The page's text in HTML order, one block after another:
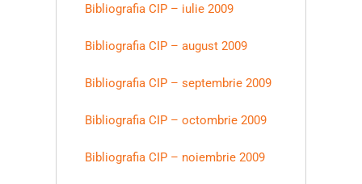
Bibliografia CIP – iulie 2009
Bibliografia CIP – august 2009
Bibliografia CIP – septembrie 2009
Bibliografia CIP – octombrie 2009
Bibliografia CIP – noiembrie 2009